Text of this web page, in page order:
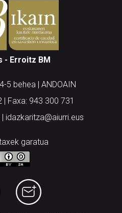
- Erroitz BM
5 behea | ANDOAIN
| Faxa: 943 300 731
idazkaritza@aiurri.eus
garatua